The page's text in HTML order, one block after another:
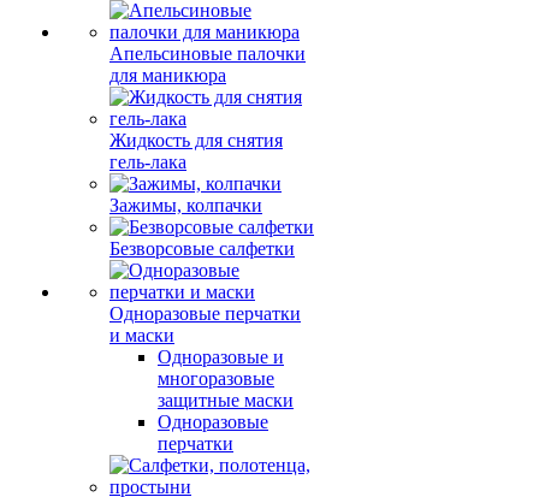
Апельсиновые палочки
для маникюра
Жидкость для снятия
гель-лака
Зажимы, колпачки
Безворсовые салфетки
Одноразовые перчатки
и маски
Одноразовые и
многоразовые
защитные маски
Одноразовые
перчатки